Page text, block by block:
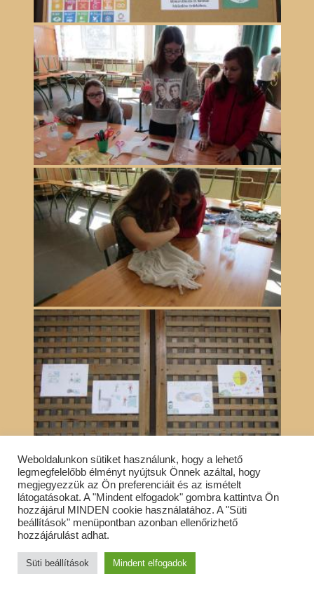
Weboldalunkon sütiket használunk, hogy a lehető
legmegfelelőbb élményt nyújtsuk Önnek azáltal, hogy
megjegyezzük az Ön preferenciáit és az ismételt
látogatásokat. A "Mindent elfogadok" gombra kattintva Ön
hozzájárul MINDEN cookie használatához. A "Süti
beállítások" menüpontban azonban ellenőrizhető
hozzájárulást adhat.
Süti beállítások Mindent elfogadok